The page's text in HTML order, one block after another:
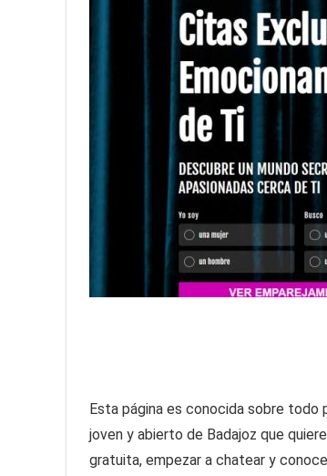
Esta página es conocida sobre todo
joven y abierto de Badajoz que
gratuita, empezar a chatear y